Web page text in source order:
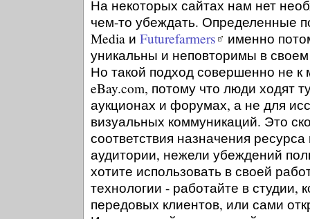
На некоторых сайтах нам нет
чем-то убеждать. Определенные
Media и Futurefarmers
именно
уникальны и неповторимы в
Но такой подход совершенно не к
eBay.com, потому что люди ходят
аукционах и форумах, а не для
визуальных коммуникаций. Это
соответствия назначения
аудитории, нежели убеждений
хотите использовать в своей
технологии - работайте в студии,
передовых клиентов, или сами